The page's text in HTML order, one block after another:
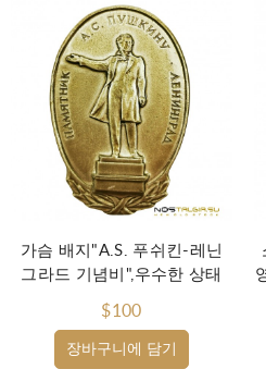
장바구니에 담기
가슴 배지"A.S. 푸쉬킨-레닌
그라드 기념비",우수한 상태
$100